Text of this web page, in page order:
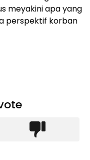
meyakini apa yang
perspektif korban